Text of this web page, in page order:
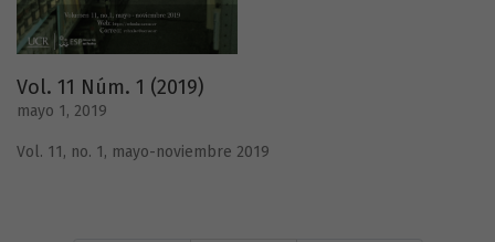
Vol. 11 Núm. 1 (2019)
mayo 1, 2019
Vol. 11, no. 1, mayo-noviembre 2019